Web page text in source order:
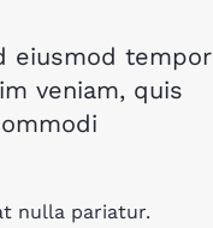
eiusmod tempor
veniam, quis
nulla pariatur.